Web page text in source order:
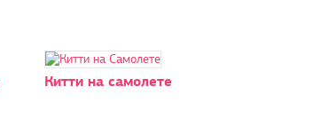
Китти на самолете